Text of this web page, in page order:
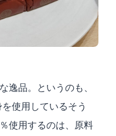
逸品。というのも、
使用しているそう
使用するのは、原料